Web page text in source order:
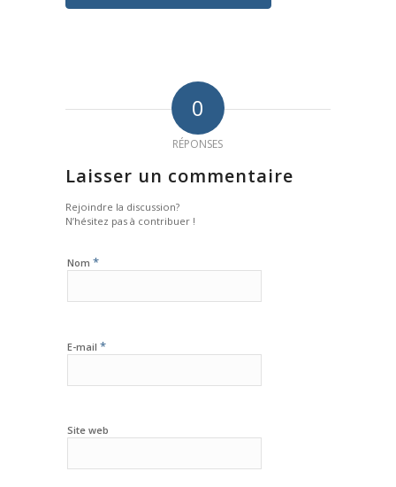
0
RÉPONSES
Laisser un commentaire
Rejoindre la discussion?
N’hésitez pas à contribuer !
Nom *
E-mail *
Site web